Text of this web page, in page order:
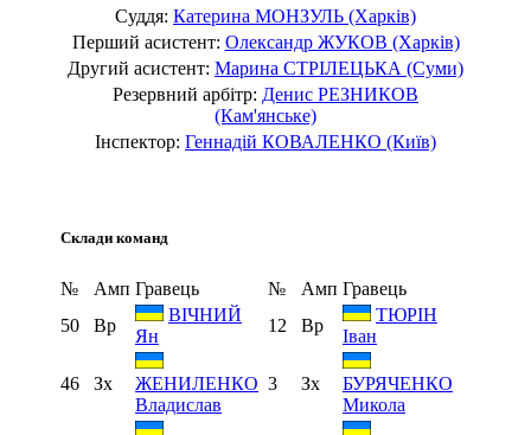
Суддя: Катерина МОНЗУЛЬ (Харків)
Перший асистент: Олександр ЖУКОВ (Харків)
Другий асистент: Марина СТРІЛЕЦЬКА (Суми)
Резервний арбітр: Денис РЕЗНИКОВ
(Кам'янське)
Інспектор: Геннадій КОВАЛЕНКО (Київ)
Склади команд
№ Амп Гравець № Амп Гравець
50
Вр
ВІЧНИЙ
Ян
12 Вр
ТЮРІН
Іван
46 Зх
ЖЕНИЛЕНКО
Владислав
3 Зх
БУРЯЧЕНКО
Микола